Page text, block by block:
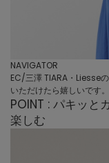
NAVIGATOR
EC/三澤 TIARA・Liesse
いただけたら嬉しいです。
POINT : パキッと
楽しむ